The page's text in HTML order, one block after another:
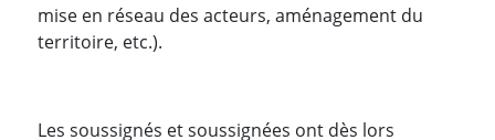
mise en réseau des acteurs, aménagement du
territoire, etc.).
Les soussignés et soussignées ont dès lors